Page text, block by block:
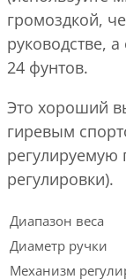
громоздкой,
руководстве,
24 фунтов.
Это хороший
гиревым
регулируемую
регулировки).
Диапазон веса
Диаметр ручки
Механизм